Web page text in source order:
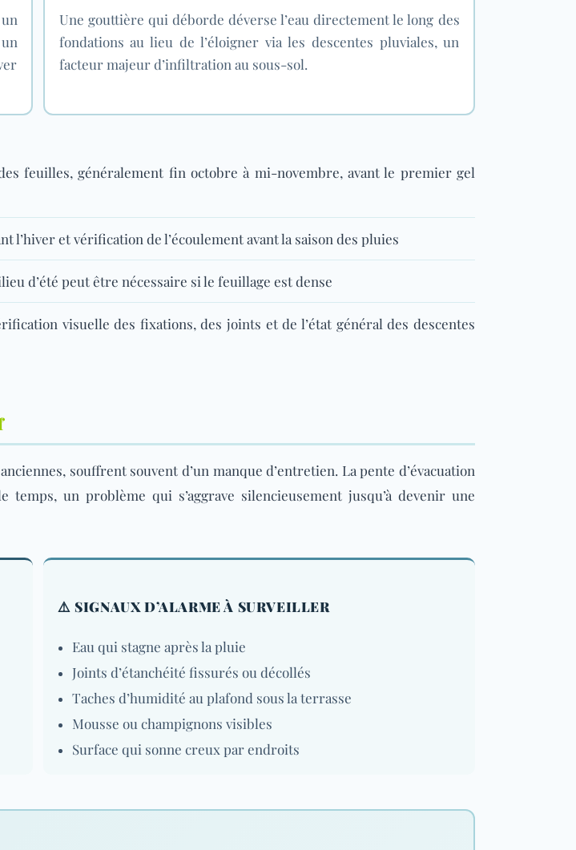
Une gouttière qui déborde déverse l’eau directement le long des
fondations au lieu de l’éloigner via les descentes pluviales, un
facteur majeur d’infiltration au sous-sol.
feuilles, généralement fin octobre à mi-novembre, avant le premier gel
l’hiver et vérification de l’écoulement avant la saison des pluies
d’été peut être nécessaire si le feuillage est dense
visuelle des fixations, des joints et de l’état général des descentes
souffrent souvent d’un manque d’entretien. La pente d’évacuation
un problème qui s’aggrave silencieusement jusqu’à devenir une
⚠️ SIGNAUX D’ALARME À SURVEILLER
Eau qui stagne après la pluie
Joints d’étanchéité fissurés ou décollés
Taches d’humidité au plafond sous la terrasse
Mousse ou champignons visibles
Surface qui sonne creux par endroits